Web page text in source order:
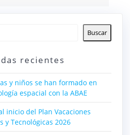
Buscar
recientes
y niños se han formado en
espacial con la ABAE
inicio del Plan Vacaciones
y Tecnológicas 2026